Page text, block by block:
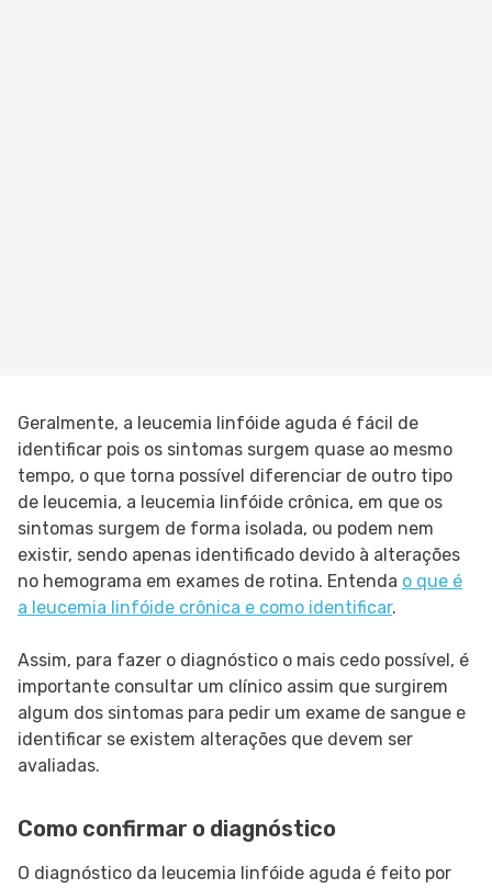
Geralmente, a leucemia linfóide aguda é fácil de
identificar pois os sintomas surgem quase ao mesmo
tempo, o que torna possível diferenciar de outro tipo
de leucemia, a leucemia linfóide crônica, em que os
sintomas surgem de forma isolada, ou podem nem
existir, sendo apenas identificado devido à alterações
no hemograma em exames de rotina. Entenda o que é
a leucemia linfóide crônica e como identificar.
Assim, para fazer o diagnóstico o mais cedo possível, é
importante consultar um clínico assim que surgirem
algum dos sintomas para pedir um exame de sangue e
identificar se existem alterações que devem ser
avaliadas.
Como confirmar o diagnóstico
O diagnóstico da leucemia linfóide aguda é feito por